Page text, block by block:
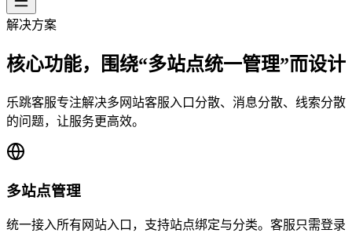
解决方案
核心功能，围绕“多站点统一管理”而设计
乐跳客服专注解决多网站客服入口分散、消息分散、线索分散
的问题，让服务更高效。
多站点管理
统一接入所有网站入口，支持站点绑定与分类。客服只需登录